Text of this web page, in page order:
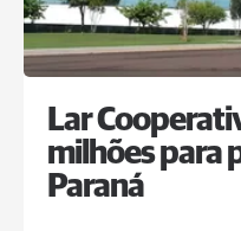
Lar
milhões para
Paraná